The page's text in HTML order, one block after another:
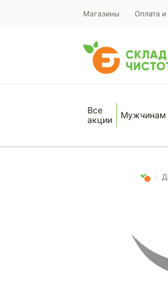
Магазины Оплата и
Все
акции
Мужчинам
/